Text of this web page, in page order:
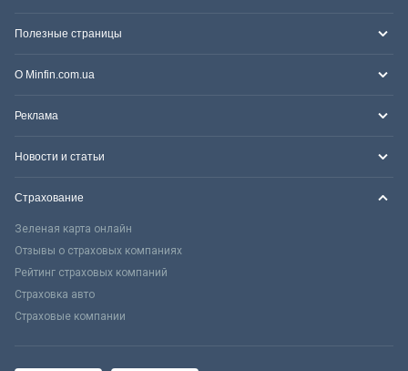
Полезные страницы
О Minfin.com.ua
Реклама
Новости и статьи
Страхование
Зеленая карта онлайн
Отзывы о страховых компаниях
Рейтинг страховых компаний
Страховка авто
Страховые компании